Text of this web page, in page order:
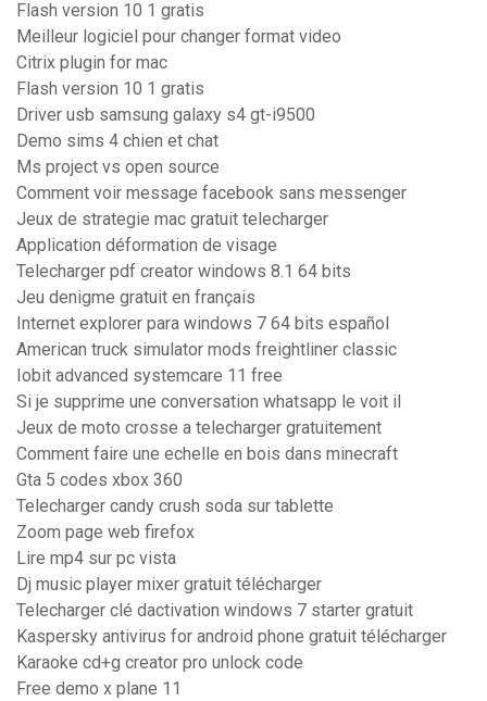
Flash version 10 1 gratis
Meilleur logiciel pour changer format video
Citrix plugin for mac
Flash version 10 1 gratis
Driver usb samsung galaxy s4 gt-i9500
Demo sims 4 chien et chat
Ms project vs open source
Comment voir message facebook sans messenger
Jeux de strategie mac gratuit telecharger
Application déformation de visage
Telecharger pdf creator windows 8.1 64 bits
Jeu denigme gratuit en français
Internet explorer para windows 7 64 bits español
American truck simulator mods freightliner classic
Iobit advanced systemcare 11 free
Si je supprime une conversation whatsapp le voit il
Jeux de moto crosse a telecharger gratuitement
Comment faire une echelle en bois dans minecraft
Gta 5 codes xbox 360
Telecharger candy crush soda sur tablette
Zoom page web firefox
Lire mp4 sur pc vista
Dj music player mixer gratuit télécharger
Telecharger clé dactivation windows 7 starter gratuit
Kaspersky antivirus for android phone gratuit télécharger
Karaoke cd+g creator pro unlock code
Free demo x plane 11